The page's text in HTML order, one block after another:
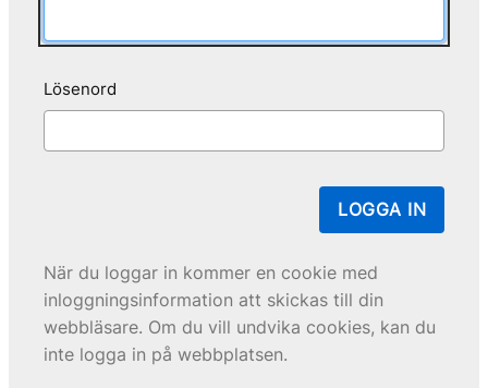
Lösenord
LOGGA IN
När du loggar in kommer en cookie med
inloggningsinformation att skickas till din
webbläsare. Om du vill undvika cookies, kan du
inte logga in på webbplatsen.